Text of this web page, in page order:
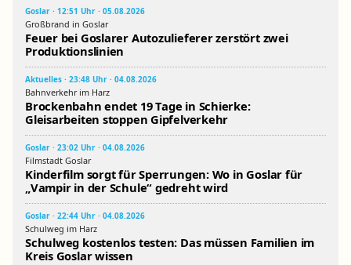
Goslar · 12:51 Uhr · 05.08.2026
Großbrand in Goslar
Feuer bei Goslarer Autozulieferer zerstört zwei
Produktionslinien
Aktuelles · 23:48 Uhr · 04.08.2026
Bahnverkehr im Harz
Brockenbahn endet 19 Tage in Schierke:
Gleisarbeiten stoppen Gipfelverkehr
Goslar · 23:02 Uhr · 04.08.2026
Filmstadt Goslar
Kinderfilm sorgt für Sperrungen: Wo in Goslar für
„Vampir in der Schule“ gedreht wird
Goslar · 22:44 Uhr · 04.08.2026
Schulweg im Harz
Schulweg kostenlos testen: Das müssen Familien im
Kreis Goslar wissen